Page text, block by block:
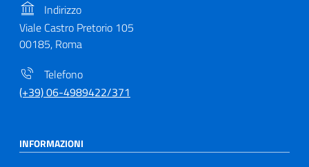
Indirizzo
Viale Castro Pretorio 105
00185, Roma
Telefono
(+39) 06-4989422/371
INFORMAZIONI